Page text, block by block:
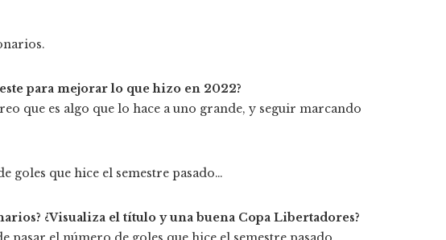
para mejorar lo que hizo en 2022?
que es algo que lo hace a uno grande, y seguir marcando
goles que hice el semestre pasado…
¿Visualiza el título y una buena Copa Libertadores?